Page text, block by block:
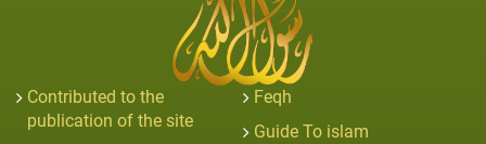
Contributed to the
publication of the site
Feqh
Guide To islam